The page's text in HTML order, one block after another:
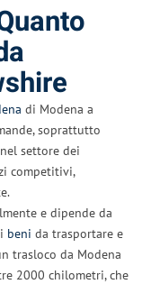
di Modena a
soprattutto
settore dei
competitivi,
e dipende da
beni da trasportare e
trasloco da Modena
2000 chilometri, che